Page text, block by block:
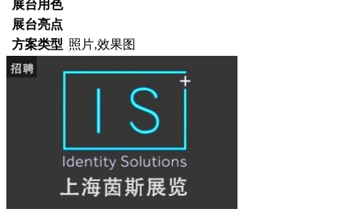
展台用色
展台亮点
方案类型 照片,效果图